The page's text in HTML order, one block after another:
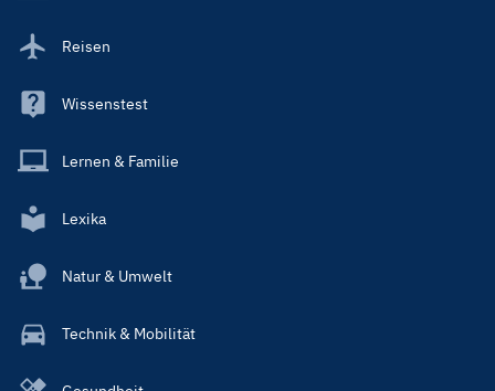
Reisen
Wissenstest
Lernen & Familie
Lexika
Natur & Umwelt
Technik & Mobilität